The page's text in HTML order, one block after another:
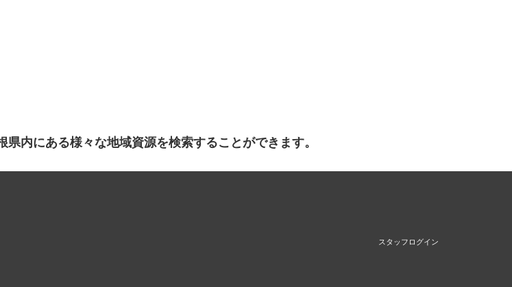
県内にある様々な地域資源を検索することができます。
スタッフログイン